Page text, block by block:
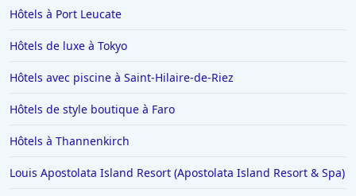
Hôtels à Port Leucate
Hôtels de luxe à Tokyo
Hôtels avec piscine à Saint-Hilaire-de-Riez
Hôtels de style boutique à Faro
Hôtels à Thannenkirch
Louis Apostolata Island Resort (Apostolata Island Resort & Spa)